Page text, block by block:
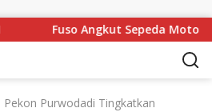
Fuso Angkut Sepeda Motor
Pekon Purwodadi Tingkatkan